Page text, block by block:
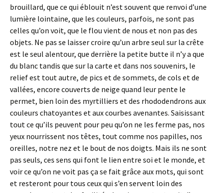
brouillard, que ce qui éblouit n’est souvent que renvoi d’une
lumière lointaine, que les couleurs, parfois, ne sont pas
celles qu’on voit, que le flou vient de nous et non pas des
objets. Ne pas se laisser croire qu’un arbre seul sur la crête
est le seul alentour, que derrière la petite butte il n’y a que
du blanc tandis que sur la carte et dans nos souvenirs, le
relief est tout autre, de pics et de sommets, de cols et de
vallées, encore couverts de neige quand leur pente le
permet, bien loin des myrtilliers et des rhododendrons aux
couleurs chatoyantes et aux courbes avenantes. Saisissant
tout ce qu’ils peuvent pour peu qu’on ne les ferme pas, nos
yeux nourrissent nos têtes, tout comme nos papilles, nos
oreilles, notre nez et le bout de nos doigts. Mais ils ne sont
pas seuls, ces sens qui font le lien entre soi et le monde, et
voir ce qu’on ne voit pas ça se fait grâce aux mots, qui sont
et resteront pour tous ceux qui s’en servent loin des